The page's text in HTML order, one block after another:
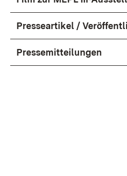
Presseartikel /
Pressemitteilungen